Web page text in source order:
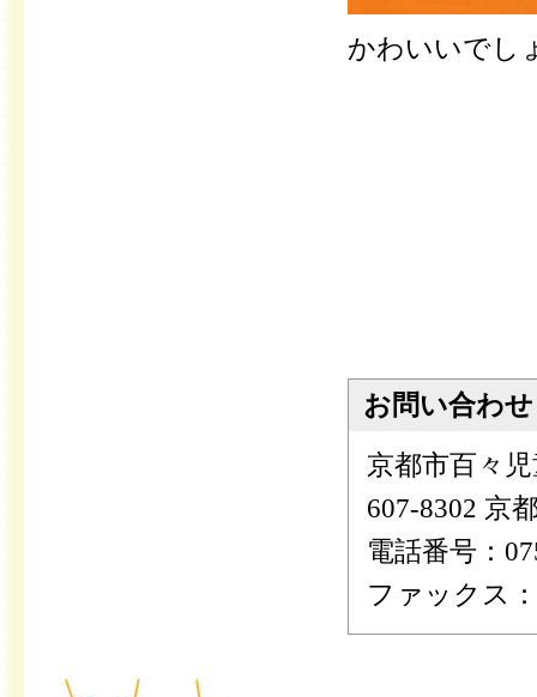
かわいいでし
お問い合わせ
京都市百々
607-8302 京
電話番号：
ファックス